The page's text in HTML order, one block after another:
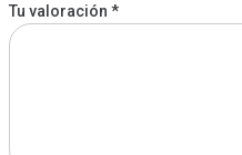
Tu valoración *